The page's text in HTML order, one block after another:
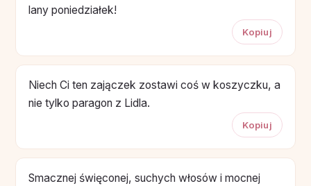
lany poniedziałek!
Kopiuj
Niech Ci ten zajączek zostawi coś w koszyczku, a
nie tylko paragon z Lidla.
Kopiuj
Smacznej święconej, suchych włosów i mocnej